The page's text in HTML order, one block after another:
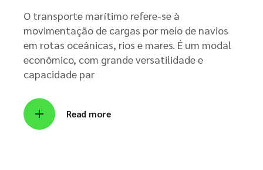
O transporte marítimo refere-se à
movimentação de cargas por meio de navios
em rotas oceânicas, rios e mares. É um modal
econômico, com grande versatilidade e
capacidade par
Read more